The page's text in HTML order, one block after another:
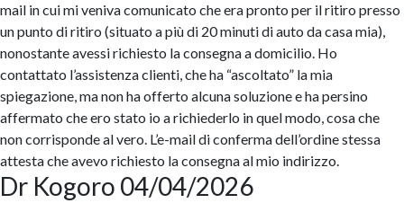
mail in cui mi veniva comunicato che era pronto per il ritiro presso
un punto di ritiro (situato a più di 20 minuti di auto da casa mia),
nonostante avessi richiesto la consegna a domicilio. Ho
contattato l’assistenza clienti, che ha “ascoltato” la mia
spiegazione, ma non ha offerto alcuna soluzione e ha persino
affermato che ero stato io a richiederlo in quel modo, cosa che
non corrisponde al vero. L’e-mail di conferma dell’ordine stessa
attesta che avevo richiesto la consegna al mio indirizzo.
Dr Kogoro 04/04/2026